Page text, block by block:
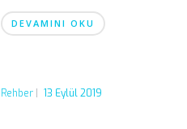
DEVAMINI OKU
Rehber | 13 Eylül 2019